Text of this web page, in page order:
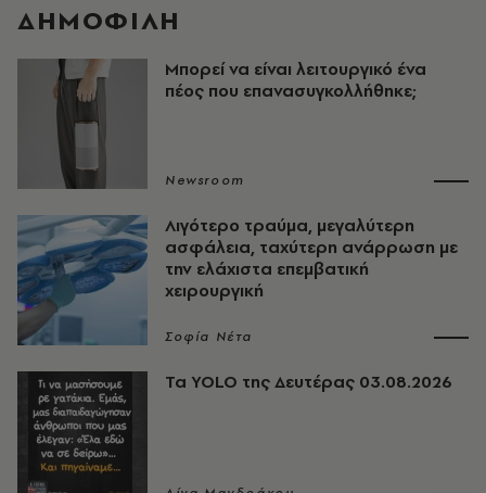
ΔΗΜΟΦΙΛΗ
Μπορεί να είναι λειτουργικό ένα
πέος που επανασυγκολλήθηκε;
Newsroom
Λιγότερο τραύμα, μεγαλύτερη
ασφάλεια, ταχύτερη ανάρρωση με
την ελάχιστα επεμβατική
χειρουργική
Σοφία Νέτα
Τα YOLO της Δευτέρας 03.08.2026